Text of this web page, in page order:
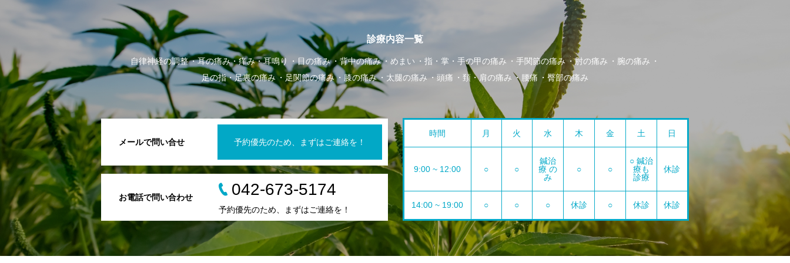
診療内容一覧
自律神経の調整 耳の痛み・痒み・耳鳴り 目の痛み 背中の痛み めまい 指・掌・手の甲の痛み 手関節の痛み 肘の痛み
腕の痛み
足の指・足裏の痛み
足関節の痛み 膝の痛み 太腿の痛み 頭痛 頚・肩の痛み 腰痛 臀部の痛み
メールで問い合せ 予約優先のため、まずはご連絡を！
お電話で問い合わせ 042-673-5174
予約優先のため、まずはご連絡を！
時間 月 火 水 木 金 土 日
9:00 ~ 12:00 ○ ○
鍼治
療 の
み
○ ○
○ 鍼治
療も
診療
休診
14:00 ~ 19:00 ○ ○ ○ 休診 ○ 休診 休診